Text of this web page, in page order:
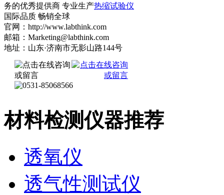
务的优秀提供商 专业生产热缩试验仪
国际品质 畅销全球
官网：http://www.labthink.com
邮箱：Marketing@labthink.com
地址：山东·济南市无影山路144号
材料检测仪器推荐
透氧仪
透气性测试仪